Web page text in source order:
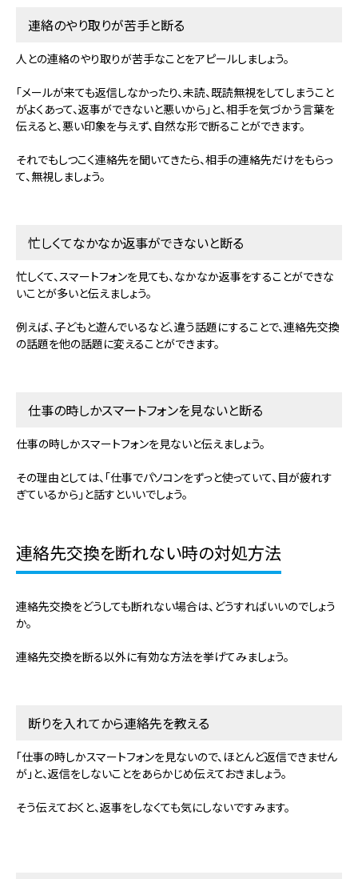
連絡のやり取りが苦手と断る
人との連絡のやり取りが苦手なことをアピールしましょう。
「メールが来ても返信しなかったり、未読、既読無視をしてしまうこと
がよくあって、返事ができないと悪いから」と、相手を気づかう言葉を
伝えると、悪い印象を与えず、自然な形で断ることができます。
それでもしつこく連絡先を聞いてきたら、相手の連絡先だけをもらっ
て、無視しましょう。
忙しくてなかなか返事ができないと断る
忙しくて、スマートフォンを見ても、なかなか返事をすることができな
いことが多いと伝えましょう。
例えば、子どもと遊んでいるなど、違う話題にすることで、連絡先交換
の話題を他の話題に変えることができます。
仕事の時しかスマートフォンを見ないと断る
仕事の時しかスマートフォンを見ないと伝えましょう。
その理由としては、「仕事でパソコンをずっと使っていて、目が疲れす
ぎているから」と話すといいでしょう。
連絡先交換を断れない時の対処方法
連絡先交換をどうしても断れない場合は、どうすればいいのでしょう
か。
連絡先交換を断る以外に有効な方法を挙げてみましょう。
断りを入れてから連絡先を教える
「仕事の時しかスマートフォンを見ないので、ほとんど返信できません
が」と、返信をしないことをあらかじめ伝えておきましょう。
そう伝えておくと、返事をしなくても気にしないですみます。